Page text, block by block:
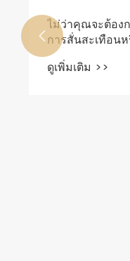
ไม่ว่าคุณจะต้อง
การสั่นสะเทือน
เปลี่ยนความคิด
พันธมิตรกับเรา
ดูเพิ่มเติม >>
